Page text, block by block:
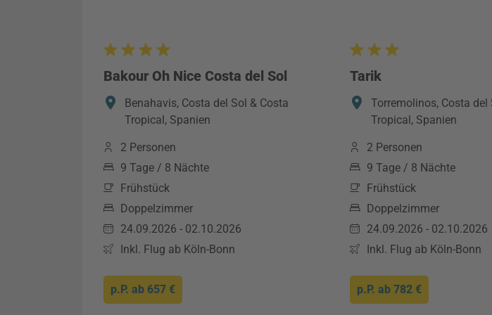
Bakour Oh Nice Costa del Sol
Benahavis, Costa del Sol & Costa
Tropical, Spanien
2 Personen
9 Tage / 8 Nächte
Frühstück
Doppelzimmer
24.09.2026 - 02.10.2026
Inkl. Flug ab Köln-Bonn
p.P. ab 657 €
Tarik
Torremolinos, Costa del
Tropical, Spanien
2 Personen
9 Tage / 8 Nächte
Frühstück
Doppelzimmer
24.09.2026 - 02.10.2026
Inkl. Flug ab Köln-Bonn
p.P. ab 782 €